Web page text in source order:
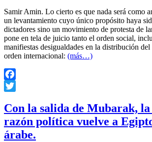
Samir Amin. Lo cierto es que nada será como
un levantamiento cuyo único propósito haya
dictadores sino un movimiento de protesta de
pone en tela de juicio tanto el orden social,
manifiestas desigualdades en la distribución
orden internacional: (más…)
Facebook
Con la salida de Mubarak,
razón política vuelve a
árabe.